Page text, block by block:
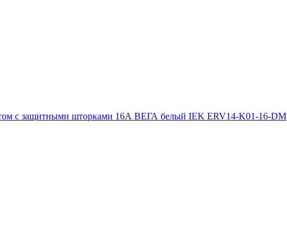
с защитными шторками 16А ВЕГА белый IEK ERV14-K01-16-DM